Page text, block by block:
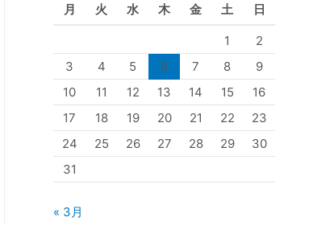
月 火 水 木 金 土 日
1
2
3
4 5 6 7 8
9
10
11 12 13 14 15
16
17
18 19 20 21 22
23
24
25 26 27 28 29
30
31
« 3月